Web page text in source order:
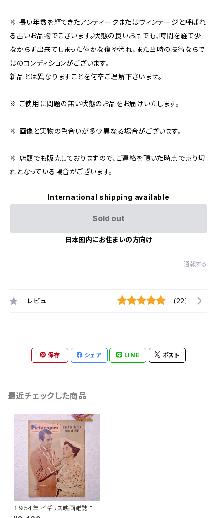
※ 長い年数を経てきたアンティークまたはヴィンテージと呼ばれ
る古いお品物でございます。状態の良いお品でも、時間を経て少
なからず出来てしまった僅かな傷や汚れ、また当時の技術ならで
はのコンディションがございます。
新品とは異なりますことを何卒ご理解下さいませ。
※ ご使用に問題の無い状態のお品をお届けいたします。
※ 画像と実物の色合いが多少異なる場合がございます。
※ 店頭でも販売しておりますので、ご連絡を頂いた時点で売り切
れとなっている場合がございます。
International shipping available
Sold out
日本国内にお住まいの方向け
通報する
レビュー (22)
保存 シェア LINE ポスト
最近チェックした商品
１９５４年 イギリス映画雑誌 " P
icturegoer " １月２日号 [OV-